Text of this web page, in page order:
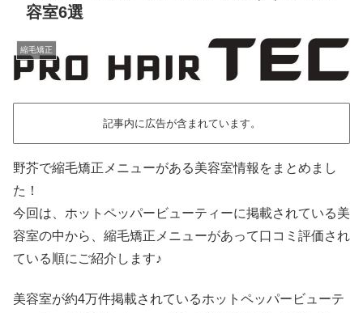
容室6選
縮毛矯正
記事内に広告が含まれています。
野芥で縮毛矯正メニューがある美容室情報をまとめまし
た！
今回は、ホットペッパービューティーに掲載されている美
容室の中から、縮毛矯正メニューがあって口コミ評価され
ている順にご紹介します♪
美容室が約4万件掲載されているホットペッパービューテ